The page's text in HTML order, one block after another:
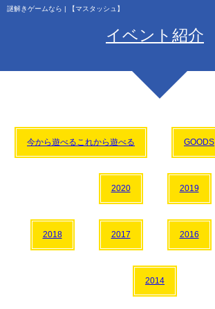
謎解きゲームなら | 【マスタッシュ】
イベント紹介
今から遊べるこれから遊べる GOODS
2020 2019
2018 2017 2016
2014